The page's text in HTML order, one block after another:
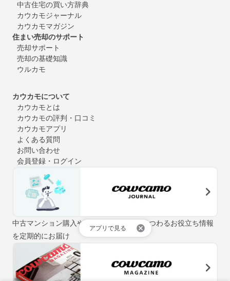
アプリで見る
中古住宅の買い方辞典
カウカモジャーナル
カウカモマガジン
住まい売却のサポート
売却サポート
売却の基礎知識
ウルカモ
カウカモについて
カウカモとは
カウカモの評判・口コミ
カウカモアプリ
よくある質問
お問い合わせ
会員登録・ログイン
中古マンション購入やリノベーションにまつわるお役立ち情報
を定期的にお届け